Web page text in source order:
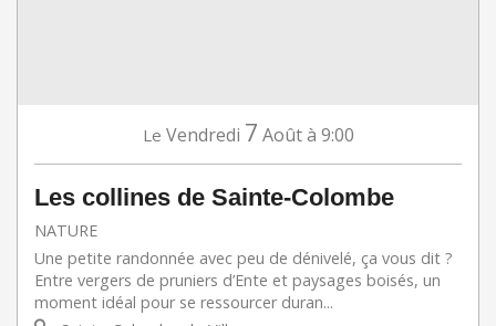
Le Vendredi 7 Août à 9:00
Les collines de Sainte-Colombe
NATURE
Une petite randonnée avec peu de dénivelé, ça vous dit ?
Entre vergers de pruniers d’Ente et paysages boisés, un
moment idéal pour se ressourcer duran...